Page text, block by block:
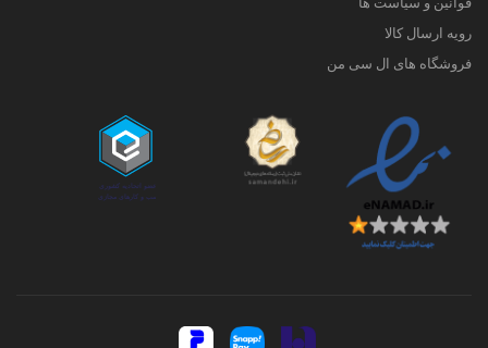
رویه ارسال کالا
فروشگاه های ال سی من